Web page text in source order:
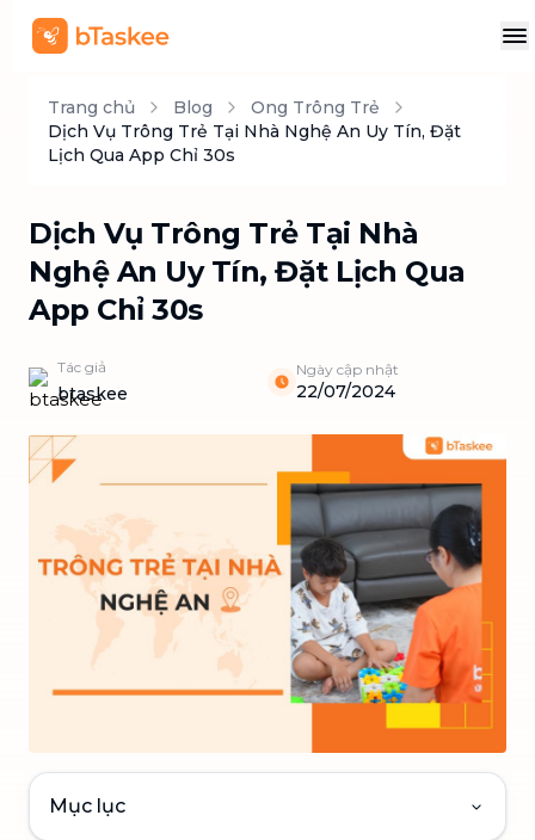
Trang chủ Blog
Ong Trông Trẻ
Dịch Vụ Trông Trẻ Tại Nhà Nghệ An Uy Tín, Đặt
Lịch Qua App Chỉ 30s
Dịch Vụ Trông Trẻ Tại Nhà
Nghệ An Uy Tín, Đặt Lịch Qua
App Chỉ 30s
Tác giả
btaskee
Ngày cập nhật
22/07/2024
Mục lục